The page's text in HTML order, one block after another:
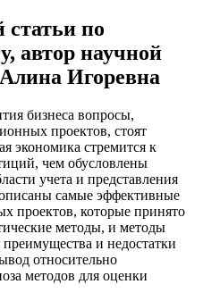
по
автор научной
Игоревна
бизнеса вопросы,
проектов, стоят
экономика стремится к
чем обусловлены
учета и представления
самые эффективные
проектов, которые принято
методы, и методы
и недостатки
относительно
методов для оценки